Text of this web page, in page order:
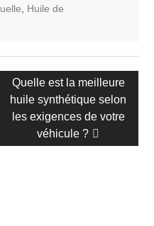
Huile de
Prochain
message :
Quelle est la meilleure
huile synthétique selon
les exigences de votre
véhicule ?